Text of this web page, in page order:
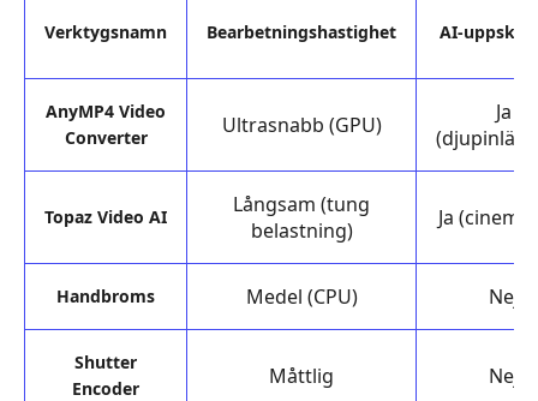
Verktygsnamn Bearbetningshastighet
AnyMP4 Video
Converter
Ultrasnabb (GPU)
Ja
Topaz Video AI
Långsam (tung
belastning)
Ja
Handbroms Medel (CPU) Nej
Shutter
Encoder
Måttlig Nej